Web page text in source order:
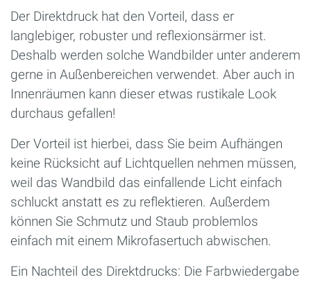
Der Direktdruck hat den Vorteil, dass er
langlebiger, robuster und reflexionsärmer ist.
Deshalb werden solche Wandbilder unter anderem
gerne in Außenbereichen verwendet. Aber auch in
Innenräumen kann dieser etwas rustikale Look
durchaus gefallen!
Der Vorteil ist hierbei, dass Sie beim Aufhängen
keine Rücksicht auf Lichtquellen nehmen müssen,
weil das Wandbild das einfallende Licht einfach
schluckt anstatt es zu reflektieren. Außerdem
können Sie Schmutz und Staub problemlos
einfach mit einem Mikrofasertuch abwischen.
Ein Nachteil des Direktdrucks: Die Farbwiedergabe